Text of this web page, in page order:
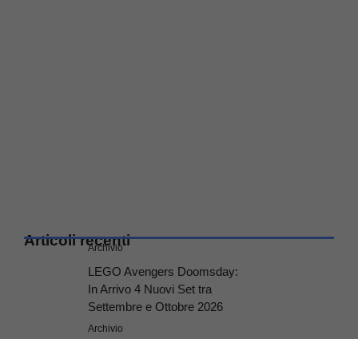
Articoli recenti
Archivio
LEGO Avengers Doomsday:
In Arrivo 4 Nuovi Set tra
Settembre e Ottobre 2026
Archivio